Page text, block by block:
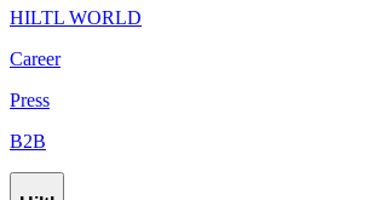
HILTL WORLD
Career
Press
B2B